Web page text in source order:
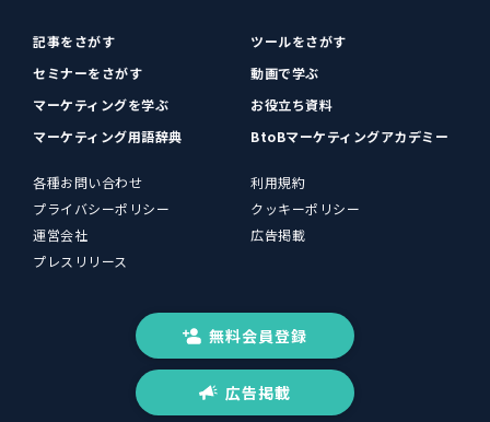
記事をさがす
ツールをさがす
セミナーをさがす
動画で学ぶ
マーケティングを学ぶ
お役立ち資料
マーケティング用語辞典
BtoBマーケティングアカデミー
各種お問い合わせ
利用規約
プライバシーポリシー
クッキーポリシー
運営会社
広告掲載
プレスリリース
無料会員登録
広告掲載